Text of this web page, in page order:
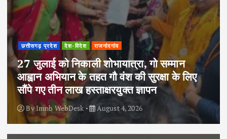
छत्तीसगढ़ प्रदेश देश-विदेश राजनांदगांव
27 जुलाई को निकाली शोभायात्रा, गो सम्मान
आह्वान अभियान के तहत गौ वंश की सुरक्षा के लिए
सौंपे गए तीन लाख हस्ताक्षरयुक्त ज्ञापन
ByImnb WebDesk August 4, 2026